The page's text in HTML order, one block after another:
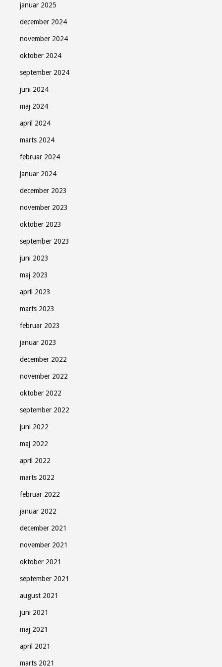
januar 2025
december 2024
november 2024
oktober 2024
september 2024
juni 2024
maj 2024
april 2024
marts 2024
februar 2024
januar 2024
december 2023
november 2023
oktober 2023
september 2023
juni 2023
maj 2023
april 2023
marts 2023
februar 2023
januar 2023
december 2022
november 2022
oktober 2022
september 2022
juni 2022
maj 2022
april 2022
marts 2022
februar 2022
januar 2022
december 2021
november 2021
oktober 2021
september 2021
august 2021
juni 2021
maj 2021
april 2021
marts 2021